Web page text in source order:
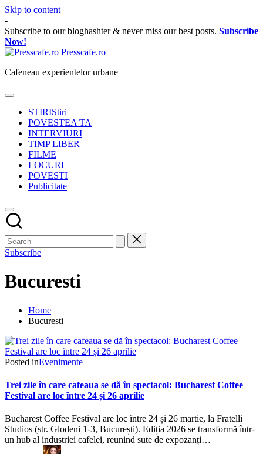
Skip to content
-
Subscribe to our bloghashter & never miss our best posts. Subscribe
Now!
Presscafe.ro
Cafeneau experientelor urbane
STIRIStiri
POVESTEA TA
INTERVIURI
TIMP LIBER
FILME
LOCURI
POVESTI
Publicitate
Subscribe
Bucuresti
Home
Bucuresti
Posted inEvenimente
Trei zile în care cafeaua se dă în spectacol: Bucharest Coffee
Festival are loc între 24 și 26 aprilie
Bucharest Coffee Festival are loc între 24 și 26 martie, la Fratelli
Studios (str. Glodeni 1-3, București). Ediția 2026 se transformă într-
un hub al industriei cafelei, reunind sute de expozanți…